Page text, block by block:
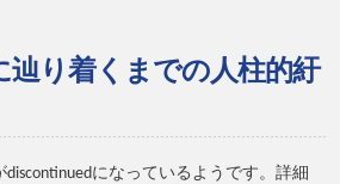
辿り着くまでの人柱的紆
discontinuedになっているようです。詳細